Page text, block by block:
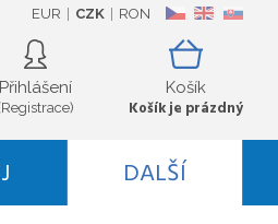
CZ EN SK
EUR CZK RON
Košík
Košík je prázdný
Přihlášení
DALŠÍ